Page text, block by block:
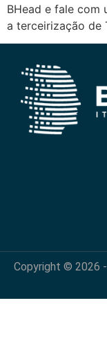
BHead e fale com
a terceirização de
Copyright © 2026